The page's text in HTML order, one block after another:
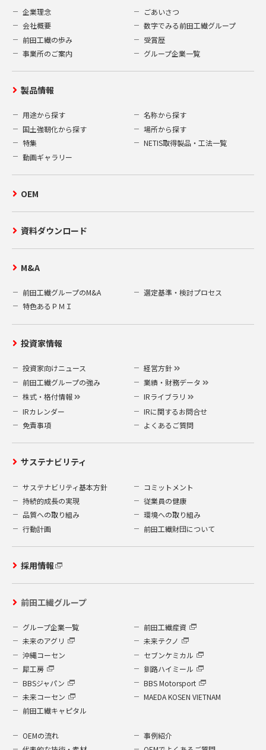
企業理念
ごあいさつ
会社概要
数字でみる前田工繊グループ
前田工繊の歩み
受賞歴
事業所のご案内
グループ企業一覧
製品情報
用途から探す
名称から探す
国土強靭化から探す
場所から探す
特集
NETIS取得製品・工法一覧
動画ギャラリー
OEM
資料ダウンロード
M&A
前田工繊グループのM&A
選定基準・検討プロセス
特色あるＰＭＩ
投資家情報
投資家向けニュース
経営方針
前田工繊グループの強み
業績・財務データ
株式・格付情報
IRライブラリ
IRカレンダー
IRに関するお問合せ
免責事項
よくあるご質問
サステナビリティ
サステナビリティ基本方針
コミットメント
持続的成長の実現
従業員の健康
品質への取り組み
環境への取り組み
行動計画
前田工繊財団について
採用情報
前田工繊グループ
グループ企業一覧
前田工繊産資
未来のアグリ
未来テクノ
沖縄コーセン
セブンケミカル
犀工房
釧路ハイミール
BBSジャパン
BBS Motorsport
未来コーセン
MAEDA KOSEN VIETNAM
前田工繊キャピタル
OEMの流れ
事例紹介